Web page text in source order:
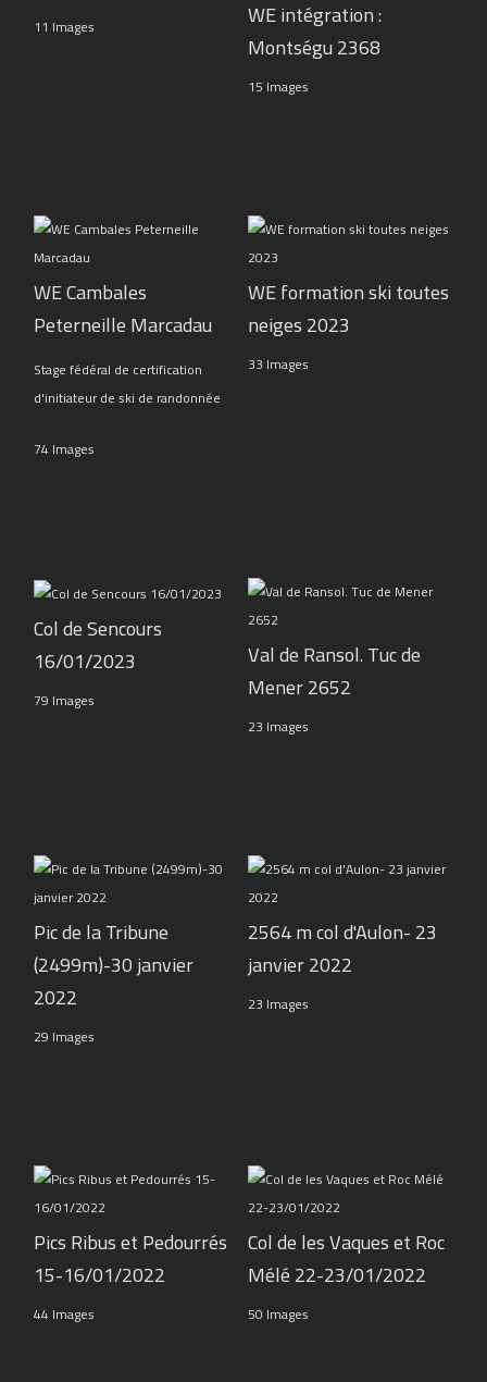
11 Images
WE intégration :
Montségu 2368
15 Images
WE Cambales
Peterneille Marcadau
Stage fédéral de certification
d'initiateur de ski de randonnée
74 Images
WE formation ski toutes
neiges 2023
33 Images
Col de Sencours
16/01/2023
79 Images
Val de Ransol. Tuc de
Mener 2652
23 Images
Pic de la Tribune
(2499m)-30 janvier
2022
29 Images
2564 m col d'Aulon- 23
janvier 2022
23 Images
Pics Ribus et Pedourrés
15-16/01/2022
44 Images
Col de les Vaques et Roc
Mélé 22-23/01/2022
50 Images